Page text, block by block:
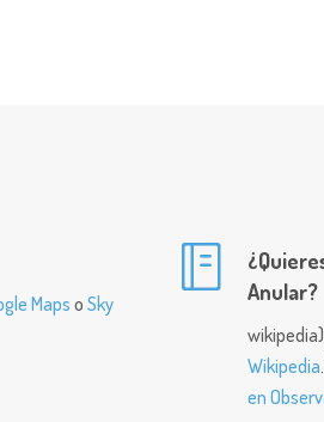
Maps o Sky
Anular?
Wikipedia
en